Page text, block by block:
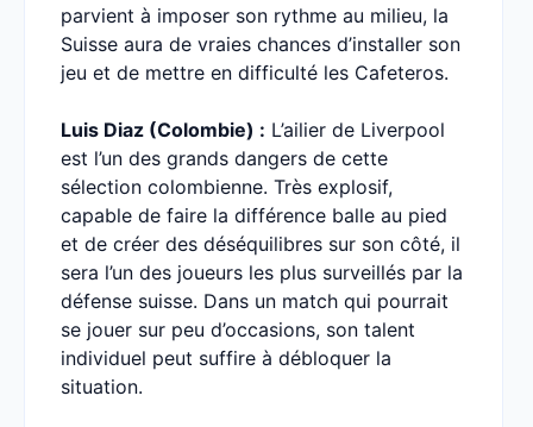
parvient à imposer son rythme au milieu, la
Suisse aura de vraies chances d’installer son
jeu et de mettre en difficulté les Cafeteros.
Luis Diaz (Colombie) : L’ailier de Liverpool
est l’un des grands dangers de cette
sélection colombienne. Très explosif,
capable de faire la différence balle au pied
et de créer des déséquilibres sur son côté, il
sera l’un des joueurs les plus surveillés par la
défense suisse. Dans un match qui pourrait
se jouer sur peu d’occasions, son talent
individuel peut suffire à débloquer la
situation.